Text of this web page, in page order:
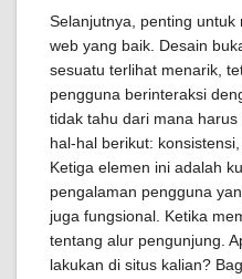
Selanjutnya, penting
web yang baik. Desain
sesuatu terlihat menarik,
pengguna berinteraksi
tidak tahu dari mana
hal-hal berikut:
Ketiga elemen ini adalah
pengalaman pengguna
juga fungsional. Ketika
tentang alur pengunjung.
lakukan di situs kalian?